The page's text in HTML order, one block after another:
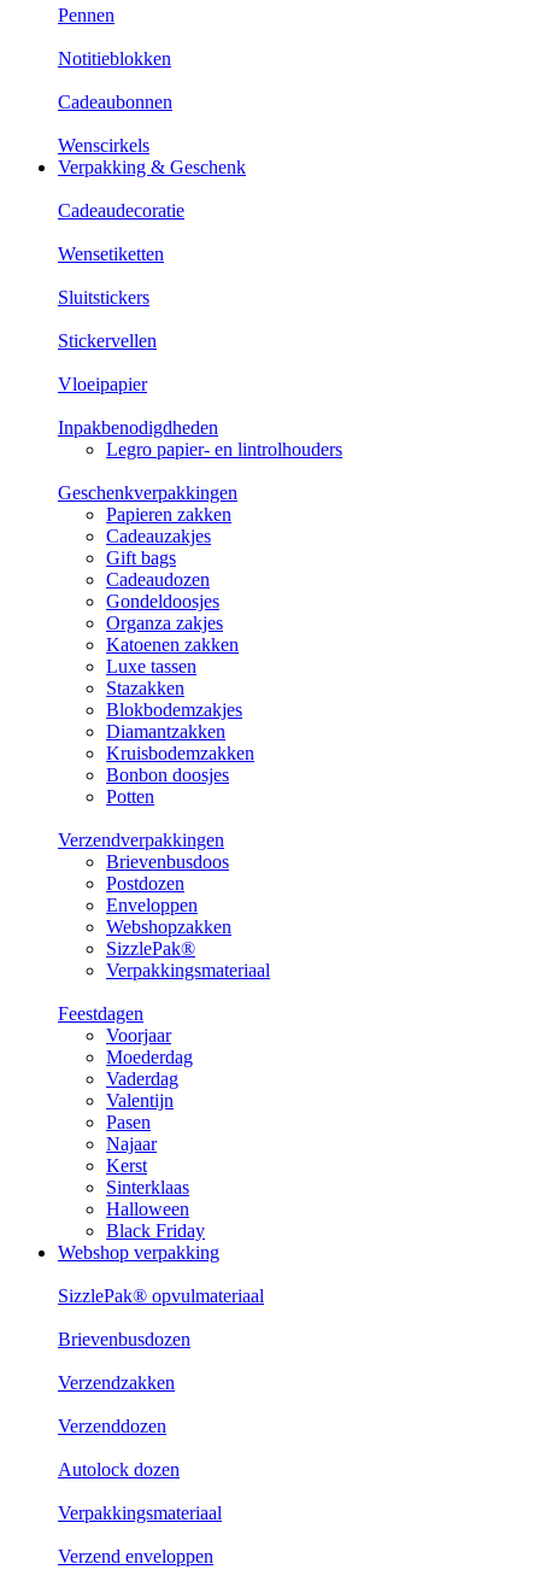
Pennen
Notitieblokken
Cadeaubonnen
Wenscirkels
Verpakking & Geschenk
Cadeaudecoratie
Wensetiketten
Sluitstickers
Stickervellen
Vloeipapier
Inpakbenodigdheden
Legro papier- en lintrolhouders
Geschenkverpakkingen
Papieren zakken
Cadeauzakjes
Gift bags
Cadeaudozen
Gondeldoosjes
Organza zakjes
Katoenen zakken
Luxe tassen
Stazakken
Blokbodemzakjes
Diamantzakken
Kruisbodemzakken
Bonbon doosjes
Potten
Verzendverpakkingen
Brievenbusdoos
Postdozen
Enveloppen
Webshopzakken
SizzlePak®
Verpakkingsmateriaal
Feestdagen
Voorjaar
Moederdag
Vaderdag
Valentijn
Pasen
Najaar
Kerst
Sinterklaas
Halloween
Black Friday
Webshop verpakking
SizzlePak® opvulmateriaal
Brievenbusdozen
Verzendzakken
Verzenddozen
Autolock dozen
Verpakkingsmateriaal
Verzend enveloppen